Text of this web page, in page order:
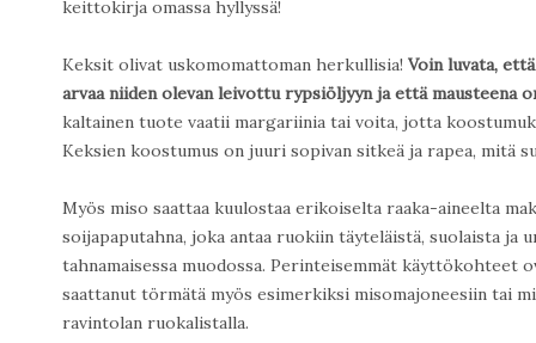
keittokirja omassa hyllyssä!
Keksit olivat uskomomattoman herkullisia! Voin luvata,
arvaa niiden olevan leivottu rypsiöljyyn ja että mausteena
kaltainen tuote vaatii margariinia tai voita, jotta
Keksien koostumus on juuri sopivan sitkeä ja rapea, mitä
Myös miso saattaa kuulostaa erikoiselta raaka-aineelta
soijapaputahna, joka antaa ruokiin täyteläistä, suolaista ja
tahnamaisessa muodossa. Perinteisemmät
saattanut törmätä myös esimerkiksi misomajoneesiin tai
ravintolan ruokalistalla.